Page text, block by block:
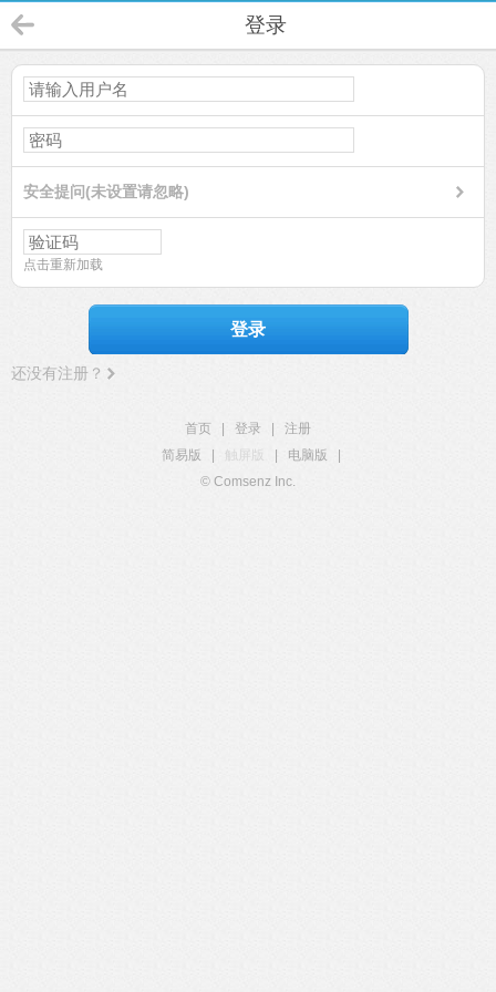
登录
安全提问(未设置请忽略)
点击重新加载
登录
还没有注册？
首页 登录
注册
简易版
触屏版 电脑版
© Comsenz Inc.